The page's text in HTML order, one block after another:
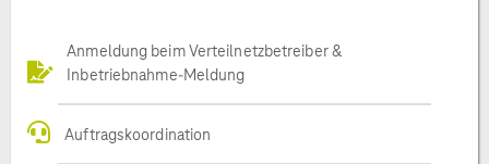
Anmeldung beim Verteilnetzbetreiber &
Inbetriebnahme-Meldung
Auftragskoordination